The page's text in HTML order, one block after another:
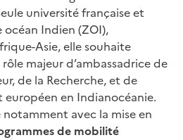
université française et
Indien (ZOI),
Asie, elle souhaite
majeur d’ambassadrice de
de la Recherche, et de
européen en Indianocéanie.
avec la mise en
de mobilité